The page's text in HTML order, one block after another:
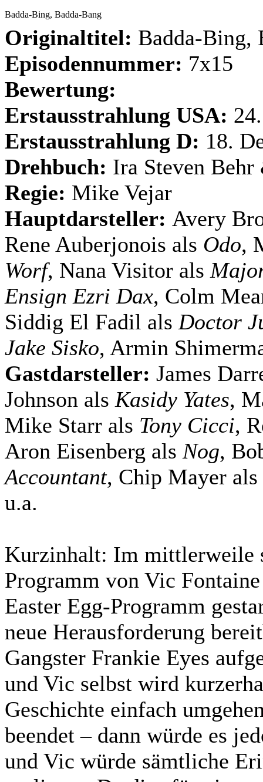
Badda-Bing, Badda-Bang
Originaltitel: Badda-Bing,
Episodennummer: 7x15
Bewertung:
Erstausstrahlung USA:
Erstausstrahlung D: 18.
Drehbuch: Ira Steven
Regie: Mike Vejar
Hauptdarsteller: Avery
Rene Auberjonois als Odo,
Worf, Nana Visitor als
Ensign Ezri Dax, Colm
Siddig El Fadil als Doctor
Jake Sisko, Armin
Gastdarsteller: James
Johnson als Kasidy Yates,
Mike Starr als Tony Cicci,
Aron Eisenberg als Nog,
Accountant, Chip Mayer als
u.a.
Kurzinhalt: Im mittlerweile
Programm von Vic
Easter Egg-Programm
neue Herausforderung
Gangster Frankie Eyes
und Vic selbst wird
Geschichte einfach
beendet – dann würde es
und Vic würde sämtliche